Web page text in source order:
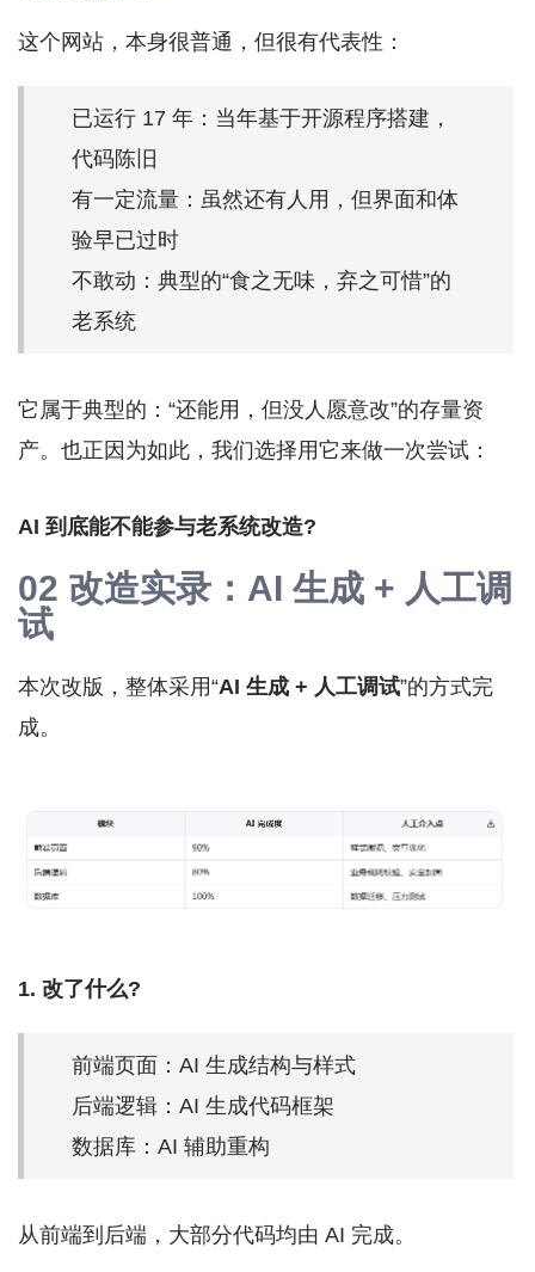
这个网站，本身很普通，但很有代表性：
已运行 17 年：当年基于开源程序搭建，
代码陈旧
有一定流量：虽然还有人用，但界面和体
验早已过时
不敢动：典型的“食之无味，弃之可惜”的
老系统
它属于典型的：“还能用，但没人愿意改”的存量资
产。也正因为如此，我们选择用它来做一次尝试：
AI 到底能不能参与老系统改造?
02 改造实录：AI 生成 + 人工调
试
本次改版，整体采用“AI 生成 + 人工调试”的方式完
成。
1. 改了什么?
前端页面：AI 生成结构与样式
后端逻辑：AI 生成代码框架
数据库：AI 辅助重构
从前端到后端，大部分代码均由 AI 完成。